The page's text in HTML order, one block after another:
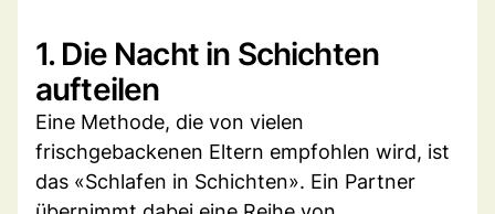
1. Die Nacht in Schichten
aufteilen
Eine Methode, die von vielen
frischgebackenen Eltern empfohlen wird, ist
das «Schlafen in Schichten». Ein Partner